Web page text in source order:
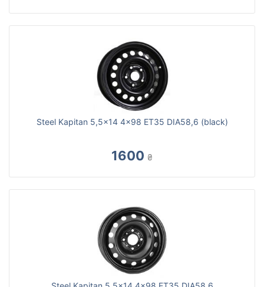
Steel Kapitan 5,5x14 4x98 ET35 DIA58,6 (black)
1600 ₴